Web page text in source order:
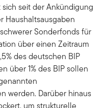
seit der Ankündigung
Haushaltsausgaben
Sonderfonds für
über einen Zeitraum
des deutschen BIP
über 1% des BIP sollen
werden. Darüber hinaus
um strukturelle